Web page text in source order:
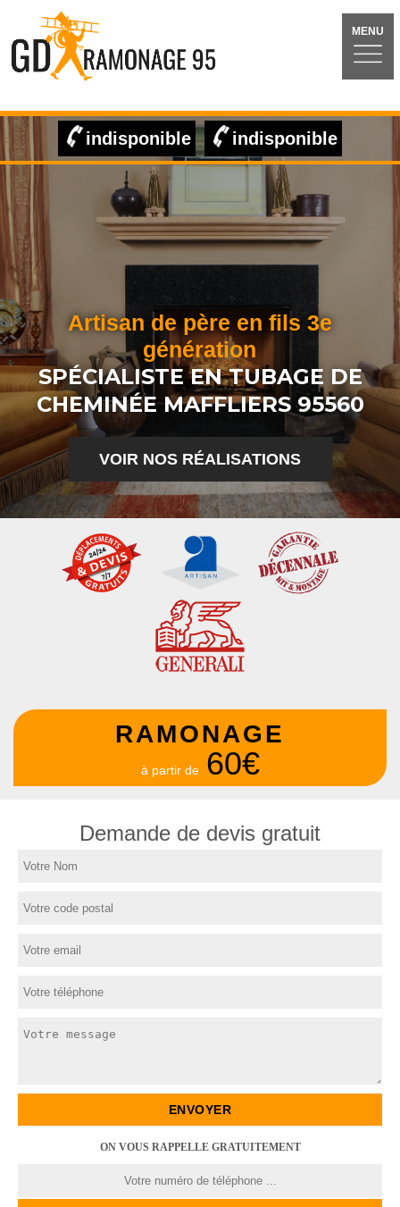
MENU
indisponible indisponible
Artisan de père en fils 3e
génération
SPÉCIALISTE EN TUBAGE DE
CHEMINÉE MAFFLIERS 95560
VOIR NOS RÉALISATIONS
RAMONAGE
à partir de 60€
Demande de devis gratuit
ON VOUS RAPPELLE GRATUITEMENT